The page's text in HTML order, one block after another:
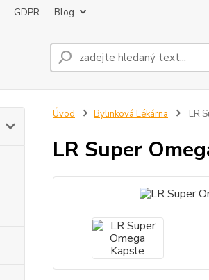
GDPR Blog
Úvod Bylinková Lékárna LR
LR Super